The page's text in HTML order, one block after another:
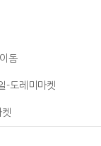
돔
-도레미마켓